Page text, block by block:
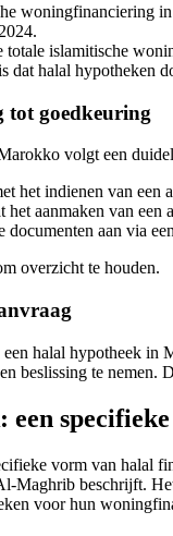
woningfinanciering
totale islamitische
dat halal hypotheken
tot goedkeuring
volgt een
het indienen van een
het aanmaken van
documenten aan via
overzicht te houden.
halal hypotheek
beslissing te nemen.
een
vorm van halal
Maghrib beschrijft.
voor hun